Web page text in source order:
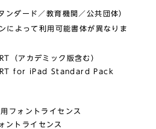
ダード／教育機関／公共団体）
よって利用可能書体が異なりま
（アカデミック版含む）
for iPad Standard Pack
フォントライセンス
トライセンス